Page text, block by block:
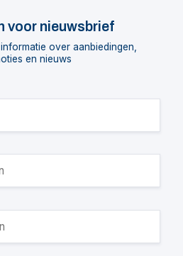
voor nieuwsbrief
over aanbiedingen,
en nieuws